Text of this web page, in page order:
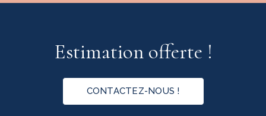
Estimation offerte !
CONTACTEZ-NOUS !